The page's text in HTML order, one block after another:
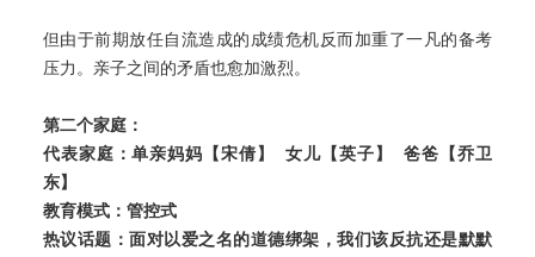
但由于前期放任自流造成的成绩危机反而加重了一凡的备考
压力。亲子之间的矛盾也愈加激烈。
第二个家庭：
代表家庭：单亲妈妈【宋倩】 女儿【英子】 爸爸【乔卫
东】
教育模式： 管控式
热议话题：面对以爱之名的道德绑架，我们该反抗还是默默